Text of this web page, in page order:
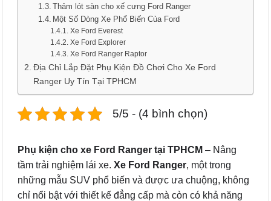
Thảm lót sàn cho xế cưng Ford Ranger
Một Số Dòng Xe Phổ Biến Của Ford
Xe Ford Everest
Xe Ford Explorer
Xe Ford Ranger Raptor
Địa Chỉ Lắp Đặt Phụ Kiện Đồ Chơi Cho Xe Ford
Ranger Uy Tín Tại TPHCM
5/5 - (4 bình chọn)
Phụ kiện cho xe Ford Ranger tại TPHCM – Nâng
tầm trải nghiệm lái xe. Xe Ford Ranger, một trong
những mẫu SUV phổ biến và được ưa chuộng, không
chỉ nổi bật với thiết kế đẳng cấp mà còn có khả năng